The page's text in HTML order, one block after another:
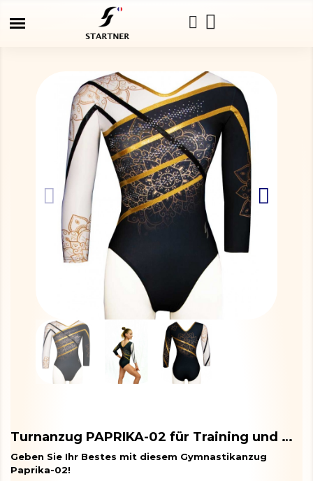
Turnanzug PAPRIKA-02 für Training und Wettkampf
Geben Sie Ihr Bestes mit diesem Gymnastikanzug
Paprika-02!